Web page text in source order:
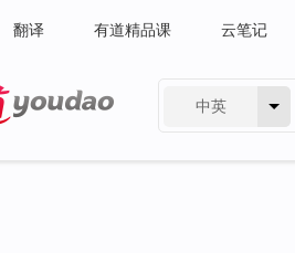
翻译 有道精品课 云笔记
中英